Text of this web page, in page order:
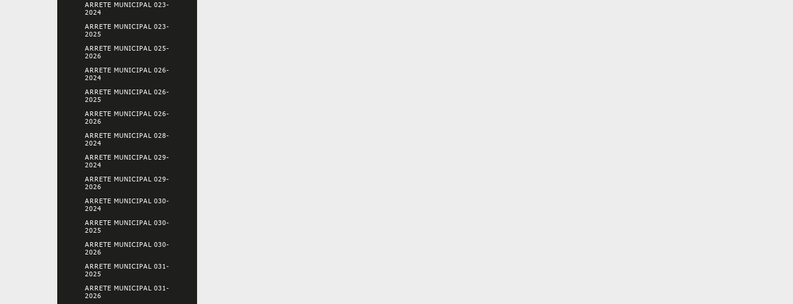
ARRETE MUNICIPAL 023-
2024
ARRETE MUNICIPAL 023-
2025
ARRETE MUNICIPAL 025-
2026
ARRETE MUNICIPAL 026-
2024
ARRETE MUNICIPAL 026-
2025
ARRETE MUNICIPAL 026-
2026
ARRETE MUNICIPAL 028-
2024
ARRETE MUNICIPAL 029-
2024
ARRETE MUNICIPAL 029-
2026
ARRETE MUNICIPAL 030-
2024
ARRETE MUNICIPAL 030-
2025
ARRETE MUNICIPAL 030-
2026
ARRETE MUNICIPAL 031-
2025
ARRETE MUNICIPAL 031-
2026